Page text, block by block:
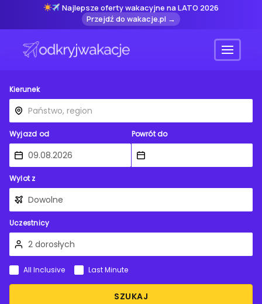
Najlepsze oferty wakacyjne na LATO 2026
Przejdź do wakacje.pl →
Menu
Kierunek
Wyjazd od Powrót do
Wylot z
Uczestnicy
SZUKAJ
All Inclusive Last Minute